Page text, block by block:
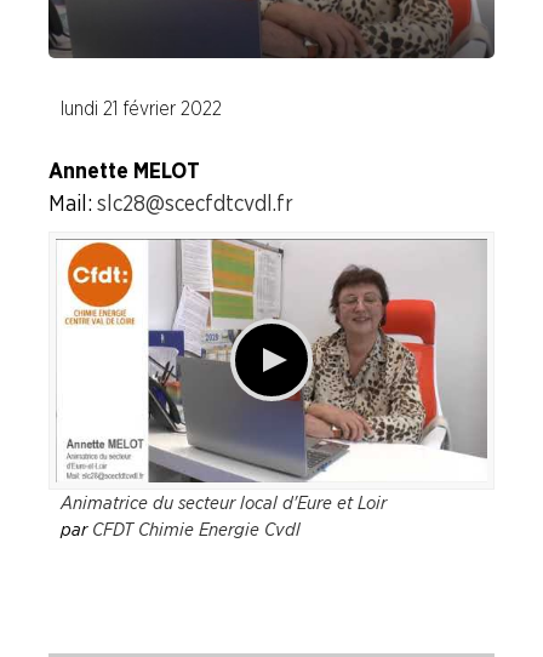
BOITE
OUTILS
lundi 21 février 2022
Annette MELOT
Mail : slc28@scecfdtcvdl.fr
Animatrice du secteur local d'Eure et Loir
par CFDT Chimie Energie Cvdl